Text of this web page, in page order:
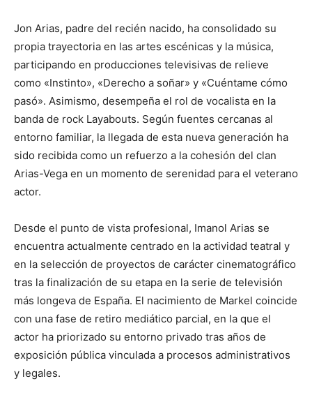
Jon Arias, padre del recién nacido, ha consolidado su
propia trayectoria en las artes escénicas y la música,
participando en producciones televisivas de relieve
como «Instinto», «Derecho a soñar» y «Cuéntame cómo
pasó». Asimismo, desempeña el rol de vocalista en la
banda de rock Layabouts. Según fuentes cercanas al
entorno familiar, la llegada de esta nueva generación ha
sido recibida como un refuerzo a la cohesión del clan
Arias-Vega en un momento de serenidad para el veterano
actor.
Desde el punto de vista profesional, Imanol Arias se
encuentra actualmente centrado en la actividad teatral y
en la selección de proyectos de carácter cinematográfico
tras la finalización de su etapa en la serie de televisión
más longeva de España. El nacimiento de Markel coincide
con una fase de retiro mediático parcial, en la que el
actor ha priorizado su entorno privado tras años de
exposición pública vinculada a procesos administrativos
y legales.